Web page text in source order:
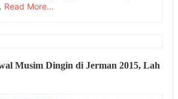
Read More...
Musim Dingin di Jerman 2015, Lah